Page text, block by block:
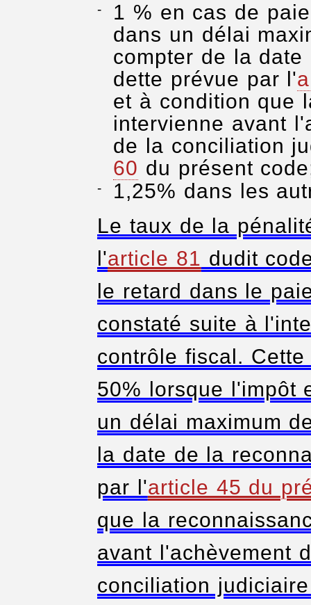
1 % en cas de
dans un délai
compter de la
dette prévue par l'
et à condition que
intervienne avant
de la conciliation
60 du présent
1,25% dans les
Le taux de la
l'article 81 dudit
le retard dans le
constaté suite à
contrôle fiscal.
50% lorsque l'impôt
un délai maximum
la date de la
par l'article 45 du
que la
avant l'achèvement
conciliation